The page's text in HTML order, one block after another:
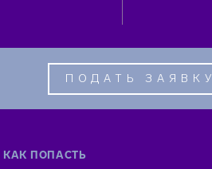
ПОДАТЬ ЗАЯВКУ
КАК ПОПАСТЬ